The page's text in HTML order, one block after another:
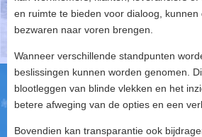
en ruimte te bieden voor dialoog,
bezwaren naar voren brengen.
Wanneer verschillende standpunten
beslissingen kunnen worden genomen.
blootleggen van blinde vlekken en het
betere afweging van de opties en een
Bovendien kan transparantie ook